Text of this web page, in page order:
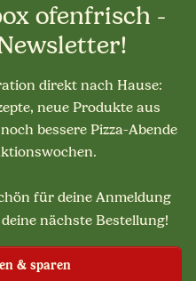
ofenfrisch -
direkt nach Hause:
neue Produkte aus
bessere Pizza-Abende
für deine Anmeldung
nächste Bestellung!
& sparen